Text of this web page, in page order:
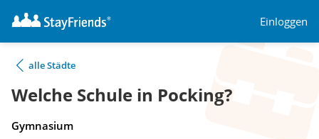
Einloggen
alle Städte
Welche Schule in Pocking?
Gymnasium